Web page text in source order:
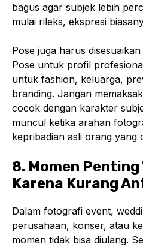
bagus agar subjek lebih
mulai rileks, ekspresi
Pose juga harus
Pose untuk profil
untuk fashion, keluarga,
branding. Jangan
cocok dengan karakter
muncul ketika arahan
kepribadian asli orang yang
8. Momen
Karena Kurang
Dalam fotografi event,
perusahaan, konser, atau
momen tidak bisa diulang.